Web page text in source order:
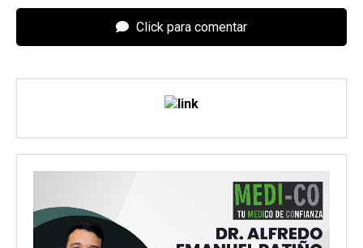
Click para comentar